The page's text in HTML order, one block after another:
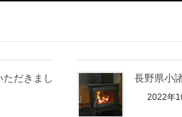
だきまし
長野県小
2022年